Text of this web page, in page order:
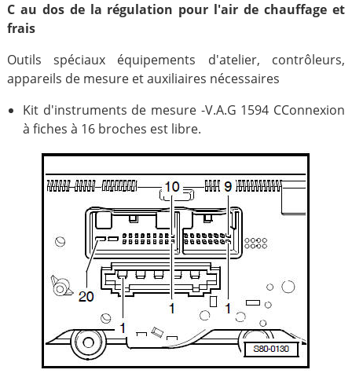
C au dos de la régulation pour l'air de chauffage et
frais
Outils spéciaux équipements d'atelier, contrôleurs,
appareils de mesure et auxiliaires nécessaires
Kit d'instruments de mesure -V.A.G 1594 CConnexion
à fiches à 16 broches est libre.